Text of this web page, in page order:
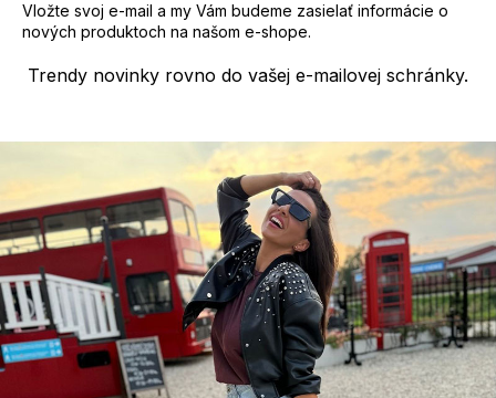
Trendy novinky rovno do vašej e-mailovej schránky.
Vložte svoj e-mail a my Vám budeme zasielať informácie o
nových produktoch na našom e-shope.